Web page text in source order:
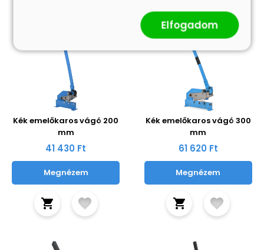
Kék emelőkaros vágó 200
mm
41 430 Ft
Megnézem
Kék emelőkaros vágó 300
mm
61 620 Ft
Megnézem
Elfogadom